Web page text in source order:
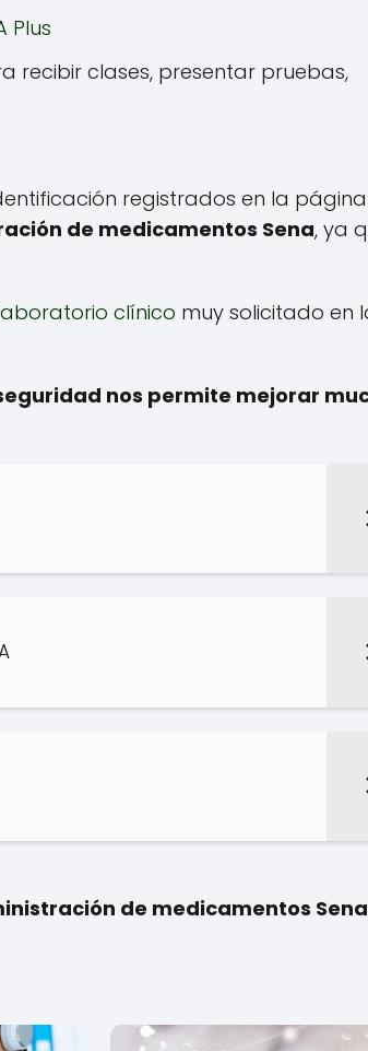
Plus
recibir clases, presentar pruebas,
registrados en la
de medicamentos Sena, ya
clínico muy solicitado en
nos permite mejorar
de medicamentos Sena